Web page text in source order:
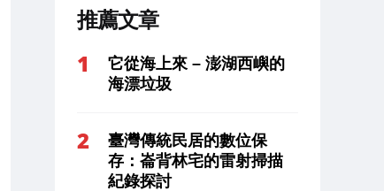
推薦文章
它從海上來 – 澎湖西嶼的
海漂垃圾
臺灣傳統民居的數位保
存：崙背林宅的雷射掃描
紀錄探討